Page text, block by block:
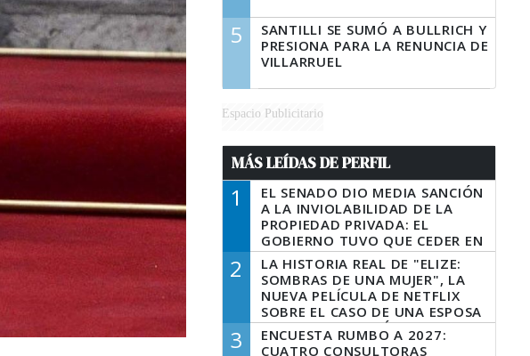
5
SANTILLI SE SUMÓ A BULLRICH Y
PRESIONA PARA LA RENUNCIA DE
VILLARRUEL
Espacio Publicitario
MÁS LEÍDAS DE PERFIL
1
EL SENADO DIO MEDIA SANCIÓN
A LA INVIOLABILIDAD DE LA
PROPIEDAD PRIVADA: EL
GOBIERNO TUVO QUE CEDER EN
LA LEY DEL MANEJO DEL FUEGO
2
LA HISTORIA REAL DE "ELIZE:
SOMBRAS DE UNA MUJER", LA
NUEVA PELÍCULA DE NETFLIX
SOBRE EL CASO DE UNA ESPOSA
QUE DESCUARTIZÓ A SU
MARIDO
3
ENCUESTA RUMBO A 2027:
CUATRO CONSULTORAS